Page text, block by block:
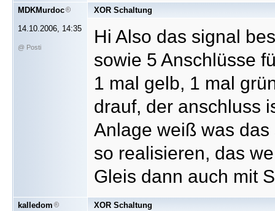
MDKMurdoc
14.10.2006, 14:35
@ Posti
XOR Schaltung
Hi Also das signal
sowie 5 Anschlüsse
1 mal gelb, 1 mal
drauf, der anschluss
Anlage weiß was
so realisieren, das
Gleis dann auch mit
kalledom
XOR Schaltung